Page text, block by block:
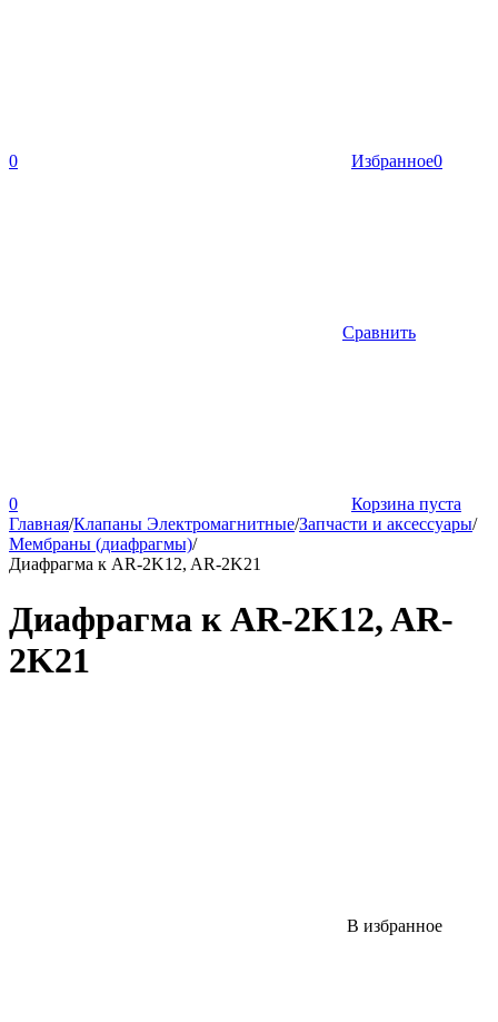
0 Избранное0
Сравнить
0
Корзина пуста
Главная/Клапаны Электромагнитные/Запчасти и аксессуары/
Мембраны (диафрагмы)/
Диафрагма к AR-2K12, AR-2K21
Диафрагма к AR-2K12, AR-
2K21
В избранное